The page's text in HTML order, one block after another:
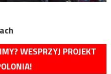
WESPRZYJ PROJEKT